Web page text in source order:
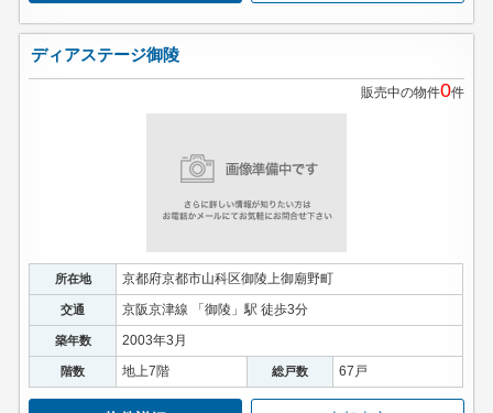
ディアステージ御陵
販売中の物件0件
所在地 京都府京都市山科区御陵上御廟野町
交通 京阪京津線 「御陵」駅 徒歩3分
築年数 2003年3月
階数 地上7階 総戸数 67戸